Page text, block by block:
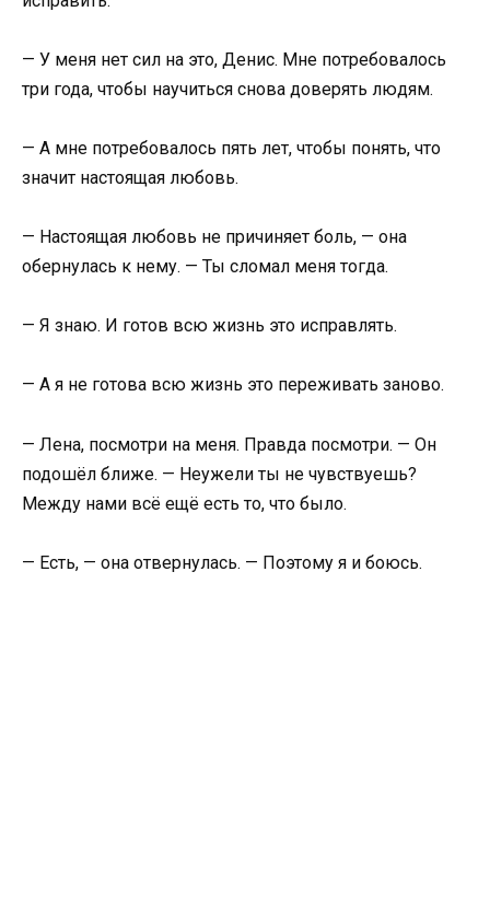
— У меня нет сил на это, Денис. Мне потребовалось
три года, чтобы научиться снова доверять людям.
— А мне потребовалось пять лет, чтобы понять, что
значит настоящая любовь.
— Настоящая любовь не причиняет боль, — она
обернулась к нему. — Ты сломал меня тогда.
— Я знаю. И готов всю жизнь это исправлять.
— А я не готова всю жизнь это переживать заново.
— Лена, посмотри на меня. Правда посмотри. — Он
подошёл ближе. — Неужели ты не чувствуешь?
Между нами всё ещё есть то, что было.
— Есть, — она отвернулась. — Поэтому я и боюсь.